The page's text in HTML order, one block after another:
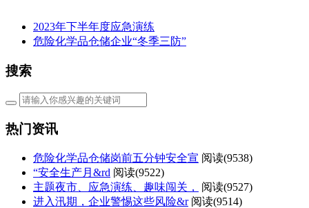
2023年下半年度应急演练
危险化学品仓储企业“冬季三防”
搜索
热门资讯
危险化学品仓储岗前五分钟安全宣 阅读(9538)
“安全生产月&rd 阅读(9522)
主题夜市、应急演练、趣味闯关，
阅读(9527)
进入汛期，企业警惕这些风险&r 阅读(9514)